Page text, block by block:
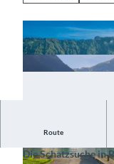
©CC-BY-SA
Route
Löse das Rätsel
Die Schatzsuche in